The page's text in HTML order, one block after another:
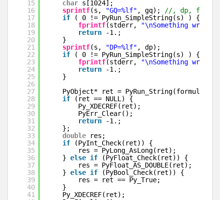
15
16
17
18
19
20
21
22
23
24
25
26
27
28
29
30
31
32
33
34
35
36
37
38
39
40
41
char s[1024];
sprintf(s, "GQ=%lf" , gq);
//
if
( 0 != PyRun_SimpleString(s) ) {
fprintf(stderr,
"\nSomething wrong
return
-1.;
}
sprintf(s, "DP=%lf" , dp);
if
( 0 != PyRun_SimpleString(s) ) {
fprintf(stderr,
"\nSomething wrong
return
-1.;
}
PyObject* ret = PyRun_String(formular,
if
(ret == NULL) {
Py_XDECREF(ret);
PyErr_Clear();
return
-1.;
};
double
res;
if
(PyInt_Check(ret)) {
res = PyLong_AsLong(ret);
} else if
(PyFloat_Check(ret)) {
res = PyFloat_AS_DOUBLE(ret);
} else if
(PyBool_Check(ret)) {
res = ret == Py_True;
}
Py_XDECREF(ret);